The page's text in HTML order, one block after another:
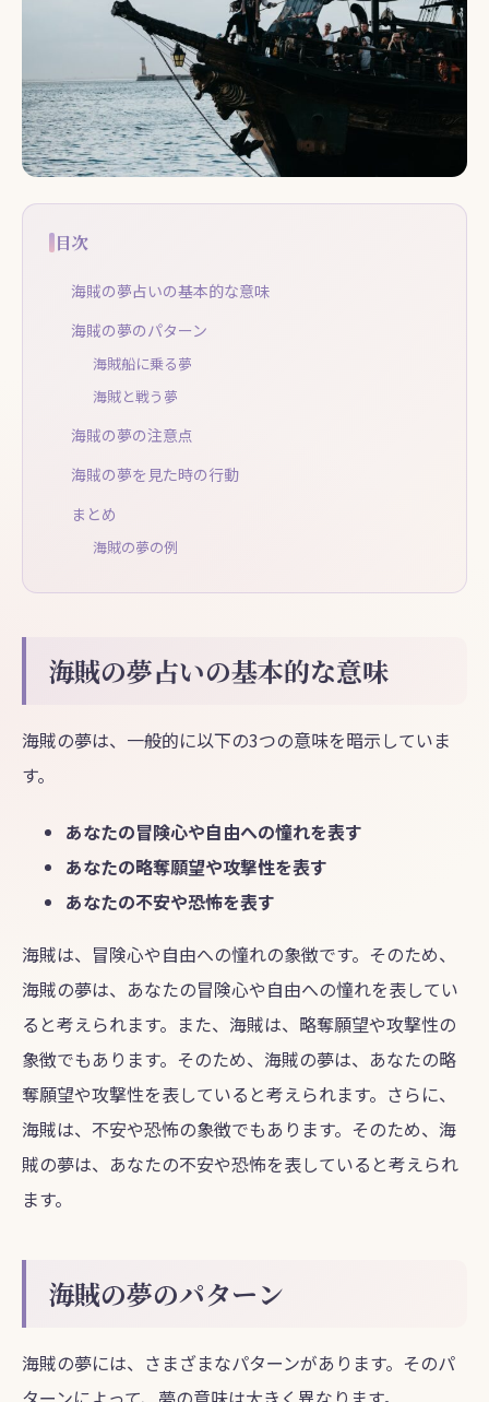
目次
海賊の夢占いの基本的な意味
海賊の夢のパターン
海賊船に乗る夢
海賊と戦う夢
海賊の夢の注意点
海賊の夢を見た時の行動
まとめ
海賊の夢の例
海賊の夢占いの基本的な意味
海賊の夢は、一般的に以下の3つの意味を暗示していま
す。
あなたの冒険心や自由への憧れを表す
あなたの略奪願望や攻撃性を表す
あなたの不安や恐怖を表す
海賊は、冒険心や自由への憧れの象徴です。そのため、
海賊の夢は、あなたの冒険心や自由への憧れを表してい
ると考えられます。また、海賊は、略奪願望や攻撃性の
象徴でもあります。そのため、海賊の夢は、あなたの略
奪願望や攻撃性を表していると考えられます。さらに、
海賊は、不安や恐怖の象徴でもあります。そのため、海
賊の夢は、あなたの不安や恐怖を表していると考えられ
ます。
海賊の夢のパターン
海賊の夢には、さまざまなパターンがあります。そのパ